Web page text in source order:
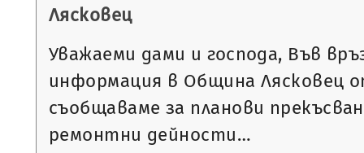
Лясковец
Уважаеми дами и господа, Във
информация в Община Лясковец
съобщаваме за планови
ремонтни дейности…